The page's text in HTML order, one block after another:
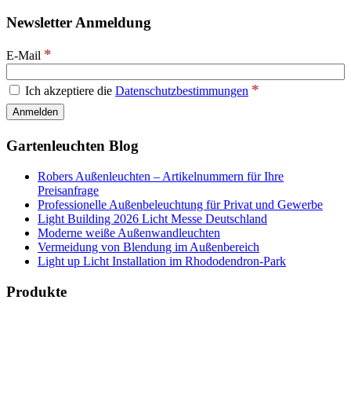
Newsletter Anmeldung
E-Mail *
Ich akzeptiere die Datenschutzbestimmungen *
Gartenleuchten Blog
Robers Außenleuchten – Artikelnummern für Ihre
Preisanfrage
Professionelle Außenbeleuchtung für Privat und Gewerbe
Light Building 2026 Licht Messe Deutschland
Moderne weiße Außenwandleuchten
Vermeidung von Blendung im Außenbereich
Light up Licht Installation im Rhododendron-Park
Produkte